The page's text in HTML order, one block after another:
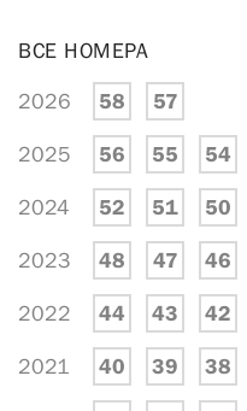
ВСЕ НОМЕРА
2026 58 57
2025 56 55 54
2024 52 51 50
2023 48 47 46
2022 44 43 42
2021 40 39 38